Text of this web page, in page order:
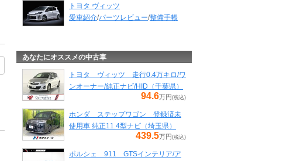
トヨタ ヴィッツ
愛車紹介/パーツレビュー/整備手帳
あなたにオススメの中古車
トヨタ ヴィッツ 走行0.4万キロ/ワ
ンオーナー/純正ナビ/HID（千葉県）
94.6万円 (税込)
ホンダ ステップワゴン 登録済未
使用車 純正11.4型ナビ（埼玉県）
439.5万円 (税込)
ポルシェ 911 GTSインテリア/ア